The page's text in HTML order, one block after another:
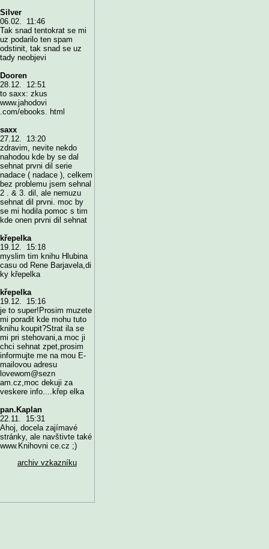
Silver
06.02. 11:46
Tak snad tentokrat se mi
uz podarilo ten spam
odstinit, tak snad se uz
tady neobjevi
Dooren
28.12. 12:51
to saxx: zkus
www.jahodovi
.com/ebooks. html
saxx
27.12. 13:20
zdravim, nevite nekdo
nahodou kde by se dal
sehnat prvni dil serie
nadace ( nadace ), celkem
bez problemu jsem sehnal
2 . & 3. dil, ale nemuzu
sehnat dil prvni. moc by
se mi hodila pomoc s tim
kde onen prvni dil sehnat
křepelka
19.12. 15:18
myslim tim knihu Hlubina
casu od Rene Barjavela,di
ky křepelka
křepelka
19.12. 15:16
je to super!Prosim muzete
mi poradit kde mohu tuto
knihu koupit?Strat ila se
mi pri stehovani,a moc ji
chci sehnat zpet,prosim
informujte me na mou E-
mailovou adresu
lovewom@sezn
am.cz,moc dekuji za
veskere info....křep elka
pan.Kaplan
22.11. 15:31
Ahoj, docela zajímavé
stránky, ale navštivte také
www.Knihovni ce.cz ;)
archiv vzkazníku